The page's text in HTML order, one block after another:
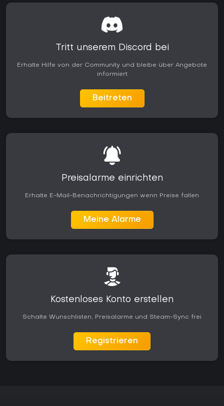
Plays oder Mods auf kompatiblen Plattformen ausprobieren.
Diese Edition passt perfekt zu Fans ausufernder RPGs, die
Nahkampf-Action Stealth vorziehst. Spieler loben oft den
aber gelegentlich repetitive Sidecontent bei der langen
Als komplettes Paket zu oft reduzierten Preisen oder via
Release ein starkes Erlebnis.
Tritt unserem Discord bei
Erhalte Hilfe von der Community und bleibe über Angebote
informiert
Beitreten
Preisalarme einrichten
Erhalte E-Mail-Benachrichtigungen wenn Preise fallen
Meine Alarme
Kostenloses Konto erstellen
Schalte Wunschlisten, Preisalarme und Steam-Sync frei
Registrieren